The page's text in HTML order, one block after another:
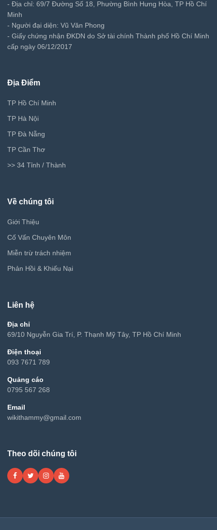
- Địa chỉ: 69/7 Đường Số 18, Phường Bình Hưng Hòa, TP Hồ Chí
Minh
- Người đại diện: Vũ Văn Phong
- Giấy chứng nhận ĐKDN do Sở tài chính Thành phố Hồ Chí Minh
cấp ngày 06/12/2017
Địa Điểm
TP Hồ Chí Minh
TP Hà Nội
TP Đà Nẵng
TP Cần Thơ
>> 34 Tỉnh / Thành
Về chúng tôi
Giới Thiệu
Cố Vấn Chuyên Môn
Miễn trừ trách nhiệm
Phản Hồi & Khiếu Nại
Liên hệ
Địa chỉ
69/10 Nguyễn Gia Trí, P. Thạnh Mỹ Tây, TP Hồ Chí Minh
Điện thoại
093 7671 789
Quảng cáo
0795 567 268
Email
wikithammy@gmail.com
Theo dõi chúng tôi